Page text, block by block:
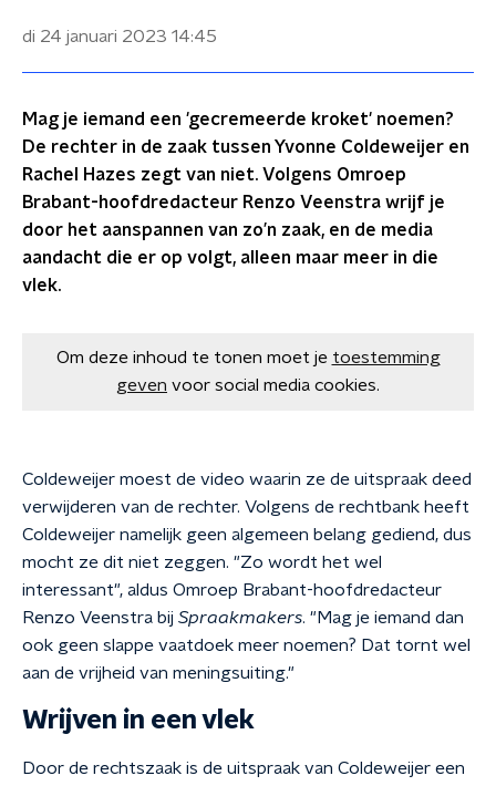
di 24 januari 2023 14:45
Mag je iemand een 'gecremeerde kroket' noemen?
De rechter in de zaak tussen Yvonne Coldeweijer en
Rachel Hazes zegt van niet. Volgens Omroep
Brabant-hoofdredacteur Renzo Veenstra wrijf je
door het aanspannen van zo’n zaak, en de media
aandacht die er op volgt, alleen maar meer in die
vlek.
Om deze inhoud te tonen moet je toestemming
geven voor social media cookies.
Coldeweijer moest de video waarin ze de uitspraak deed
verwijderen van de rechter. Volgens de rechtbank heeft
Coldeweijer namelijk geen algemeen belang gediend, dus
mocht ze dit niet zeggen. "Zo wordt het wel
interessant", aldus Omroep Brabant-hoofdredacteur
Renzo Veenstra bij Spraakmakers. "Mag je iemand dan
ook geen slappe vaatdoek meer noemen? Dat tornt wel
aan de vrijheid van meningsuiting."
Wrijven in een vlek
Door de rechtszaak is de uitspraak van Coldeweijer een